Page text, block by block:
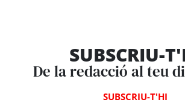
SUBSCRIU-
De la redacció al teu
SUBSCRIU-T'HI